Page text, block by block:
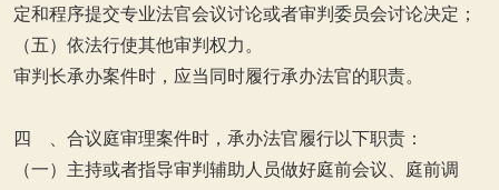
定和程序提交专业法官会议讨论或者审判委员会讨论决定；
（五）依法行使其他审判权力。
审判长承办案件时，应当同时履行承办法官的职责。
四 、合议庭审理案件时，承办法官履行以下职责：
（一）主持或者指导审判辅助人员做好庭前会议、庭前调